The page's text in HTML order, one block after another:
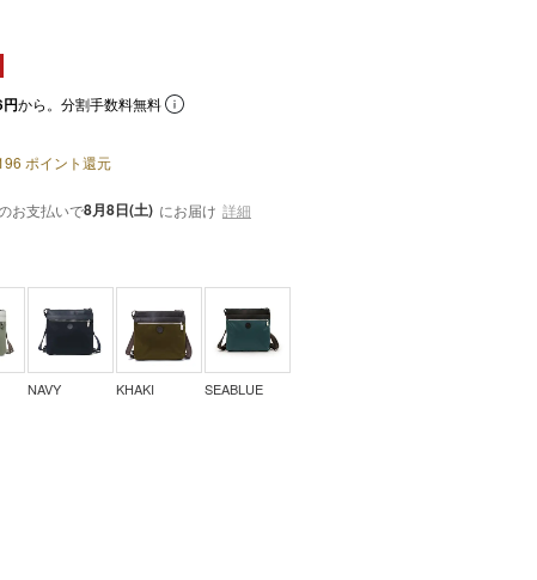
円から。分割手数料無料
ポイント還元
お支払いで8月8日(土) にお届け 詳細
NAVY KHAKI SEABLUE